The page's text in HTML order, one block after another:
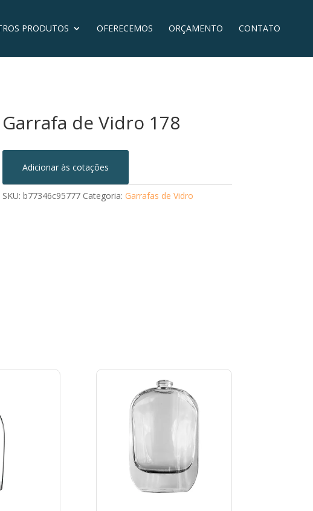
PRODUTOS OFERECEMOS ORÇAMENTO CONTATO
Garrafa de Vidro 178
Adicionar às cotações
SKU: b77346c95777 Categoria: Garrafas de Vidro